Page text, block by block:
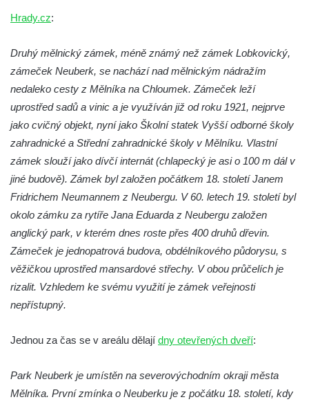
Zámek Teplice
Zámek Roztoky u Prahy
Zámek Cítoliby
Zámek Blšany u Loun
Zámek Nový Hrad v Jimlíně
Zámek Velké Žernoseky
Zámek Libochovany
Zámek Stvolínky
Červený dům v České Lípě
Zámek Janov
Zámek Rumburk
Zámek Hořín
Hrady.cz:
Druhý mělnický zámek, méně známý než zámek Lobkovický,
zámeček Neuberk, se nachází nad mělnickým nádražím
nedaleko cesty z Mělníka na Chloumek. Zámeček leží
uprostřed sadů a vinic a je využíván již od roku 1921, nejprve
jako cvičný objekt, nyní jako Školní statek Vyšší odborné školy
zahradnické a Střední zahradnické školy v Mělníku. Vlastní
zámek slouží jako dívčí internát (chlapecký je asi o 100 m dál v
jiné budově). Zámek byl založen počátkem 18. století Janem
Fridrichem Neumannem z Neubergu. V 60. letech 19. století byl
okolo zámku za rytíře Jana Eduarda z Neubergu založen
anglický park, v kterém dnes roste přes 400 druhů dřevin.
Zámeček je jednopatrová budova, obdélníkového půdorysu, s
věžičkou uprostřed mansardové střechy. V obou průčelích je
rizalit. Vzhledem ke svému využití je zámek veřejnosti
nepřístupný.
Jednou za čas se v areálu dělají dny otevřených dveří:
Park Neuberk je umístěn na severovýchodním okraji města
Mělníka. První zmínka o Neuberku je z počátku 18. století, kdy